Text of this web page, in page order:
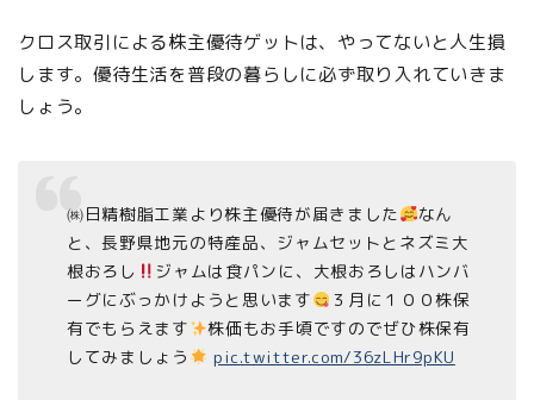
クロス取引による株主優待ゲットは、やってないと人生損
します。優待生活を普段の暮らしに必ず取り入れていきま
しょう。
㈱日精樹脂工業より株主優待が届きました
なん
と、長野県地元の特産品、ジャムセットとネズミ大
根おろし
ジャムは食パンに、大根おろしはハンバ
ーグにぶっかけようと思います
３月に１００株保
有でもらえます
株価もお手頃ですのでぜひ株保有
してみましょう
pic.twitter.com/36zLHr9pKU